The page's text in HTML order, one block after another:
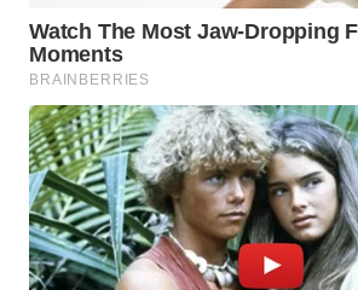
MKLI
LPKKI
LKKI
KOPEKLIN
PORTAL